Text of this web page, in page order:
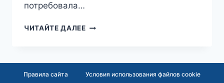
потребовала…
ЧИТАЙТЕ ДАЛЕЕМИГРАНТЫ
ВСТУПИВШЕГОСЯ
Правила сайта
Условия использования файлов cookie